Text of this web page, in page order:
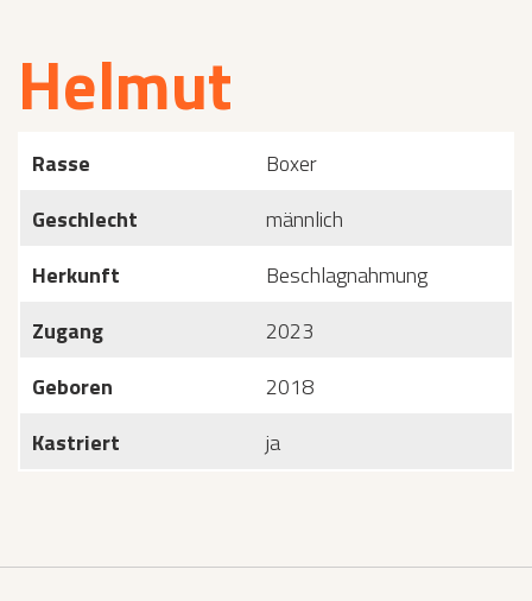
Helmut
Rasse
Boxer
Geschlecht
männlich
Herkunft
Beschlagnahmung
Zugang
2023
Geboren
2018
Kastriert
ja